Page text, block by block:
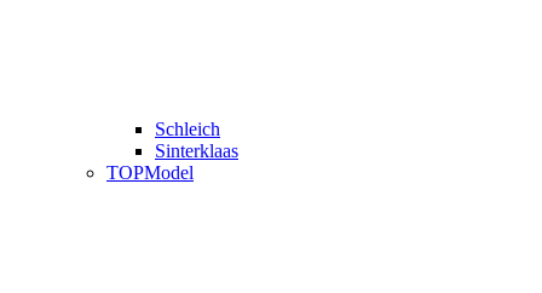
Schleich
Sinterklaas
TOPModel